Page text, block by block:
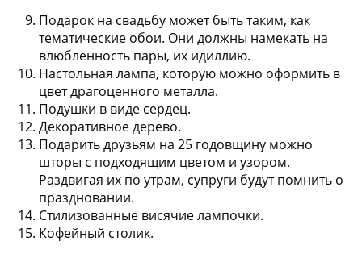
Подарок на свадьбу может быть таким, как
тематические обои. Они должны намекать на
влюбленность пары, их идиллию.
Настольная лампа, которую можно оформить в
цвет драгоценного металла.
Подушки в виде сердец.
Декоративное дерево.
Подарить друзьям на 25 годовщину можно
шторы с подходящим цветом и узором.
Раздвигая их по утрам, супруги будут помнить о
праздновании.
Стилизованные висячие лампочки.
Кофейный столик.